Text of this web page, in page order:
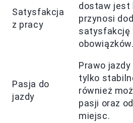
Satysfakcja
z pracy
dostaw jest
przynosi
satysfakcję
obowiązków.
Pasja do
jazdy
Prawo
tylko
również
pasji oraz
miejsc.